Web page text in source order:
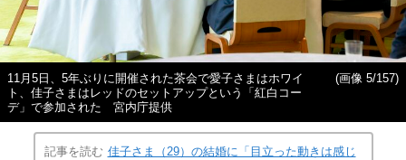
11月5日、5年ぶりに開催された茶会で愛子さまはホワイ
ト、佳子さまはレッドのセットアップという「紅白コー
デ」で参加された 宮内庁提供
(画像 5/157)
記事を読む 佳子さま（29）の結婚に「目立った動きは感じ